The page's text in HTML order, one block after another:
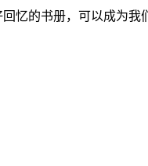
忆的书册，可以成为我